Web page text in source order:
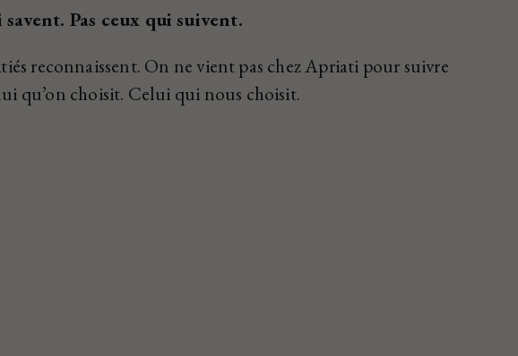
Pas ceux qui suivent.
reconnaissent. On ne vient pas chez Apriati pour suivre
qu’on choisit. Celui qui nous choisit.